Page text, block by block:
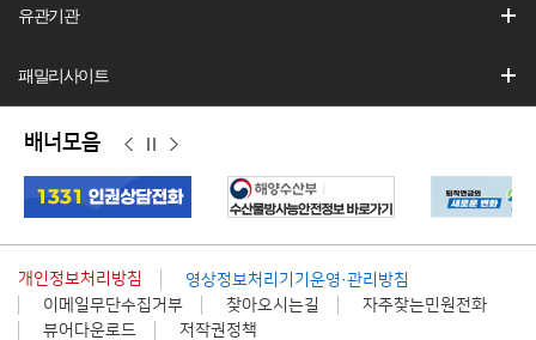
유관기관
패밀리사이트
배너모음
이
전
정
지
다
음
개인정보처리방침
영상정보처리기기운영·관리방침
이메일무단수집거부
찾아오시는길
자주찾는민원전화
뷰어다운로드
저작권정책